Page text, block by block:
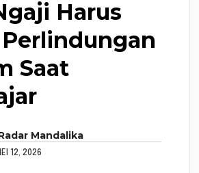
Harus
Saat
Mandalika
12, 2026